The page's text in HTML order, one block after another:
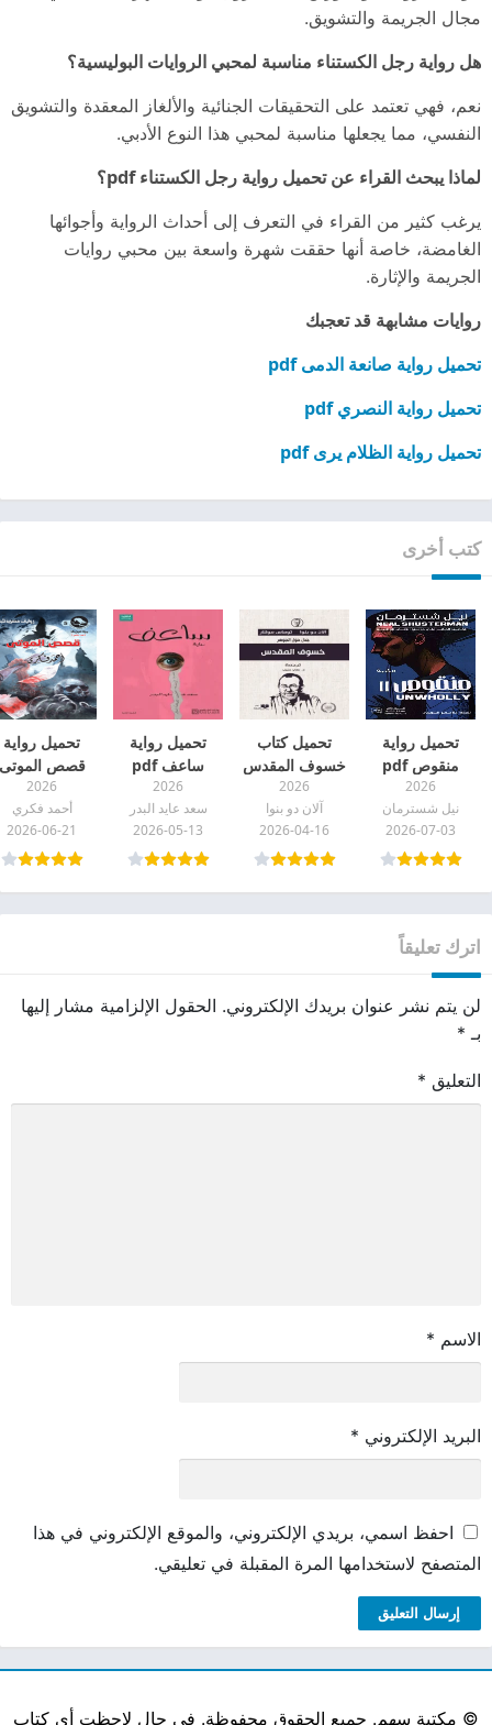
مجال الجريمة والتشويق.
هل رواية رجل الكستناء مناسبة لمحبي الروايات البوليسية؟
نعم، فهي تعتمد على التحقيقات الجنائية والألغاز المعقدة والتشويق
النفسي، مما يجعلها مناسبة لمحبي هذا النوع الأدبي.
لماذا يبحث القراء عن تحميل رواية رجل الكستناء pdf؟
يرغب كثير من القراء في التعرف إلى أحداث الرواية وأجوائها
الغامضة، خاصة أنها حققت شهرة واسعة بين محبي روايات
الجريمة والإثارة.
روايات مشابهة قد تعجبك
تحميل رواية صانعة الدمى pdf
تحميل رواية النصري pdf
تحميل رواية الظلام يرى pdf
كتب أخرى
تحميل رواية
منقوص pdf
2026
نيل شسترمان
2026-07-03
تحميل كتاب
خسوف المقدس
pdf
2026
آلان دو بنوا
2026-04-16
تحميل رواية
ساعف pdf
2026
سعد عايد البدر
2026-05-13
تحميل رواية
قصص
pdf
2026
أحمد فكري
2026-06-21
اترك تعليقاً
لن يتم نشر عنوان بريدك الإلكتروني. الحقول الإلزامية مشار إليها
بـ *
التعليق *
الاسم *
البريد الإلكتروني *
احفظ اسمي، بريدي الإلكتروني، والموقع الإلكتروني في هذا
المتصفح لاستخدامها المرة المقبلة في تعليقي.
© مكتبة سهم. جميع الحقوق محفوظة. في حال لاحظت أي كتاب